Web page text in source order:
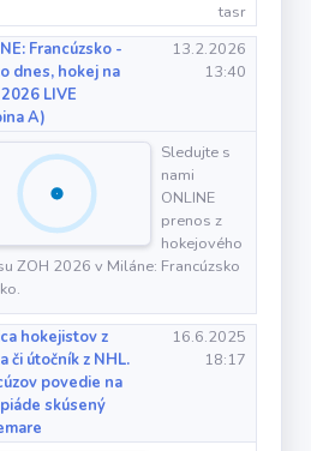
tasr
Francúzsko -
dnes, hokej na
LIVE
A)
13.2.2026
13:40
Sledujte s
nami
ONLINE
prenos z
hokejového
ZOH 2026 v Miláne: Francúzsko
hokejistov z
či útočník z NHL.
povedie na
skúsený
16.6.2025
18:17